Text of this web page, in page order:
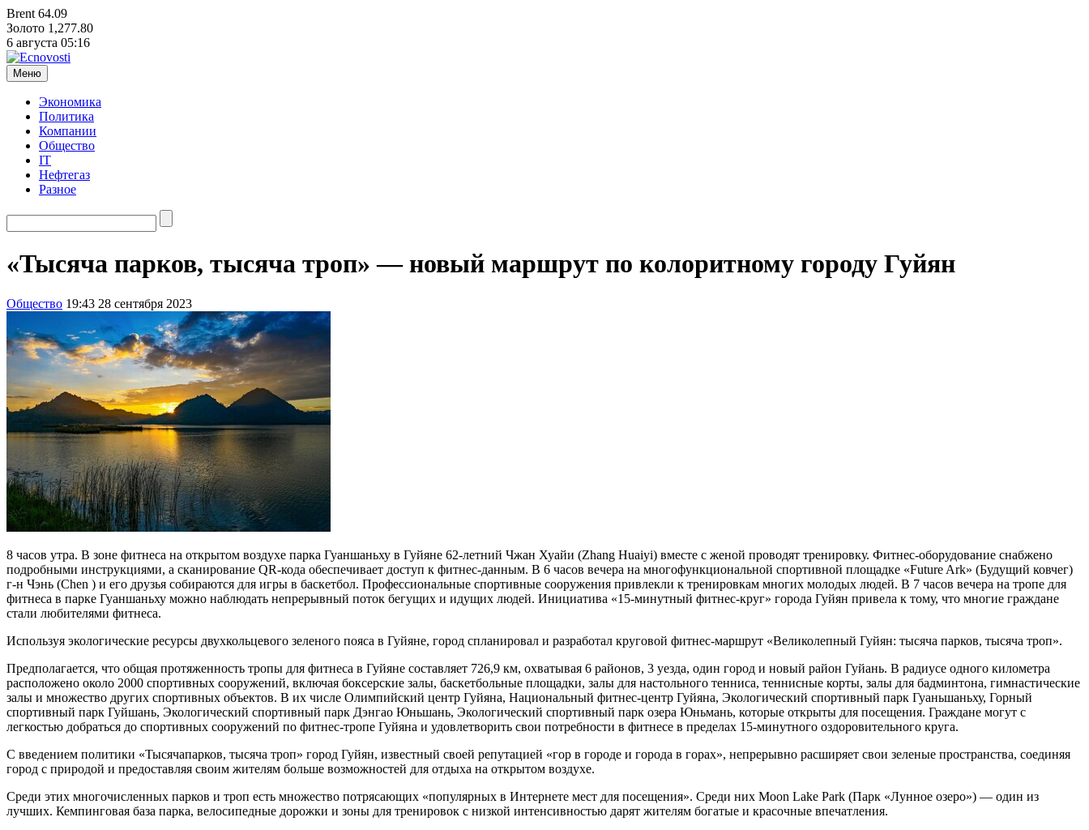
Brent 64.09
Золото 1,277.80
6 августа 05:16
Меню
Экономика
Политика
Компании
Общество
IT
Нефтегаз
Разное
«Тысяча парков, тысяча троп» — новый маршрут по колоритному городу Гуйян
Общество 19:43 28 сентября 2023
8 часов утра. В зоне фитнеса на открытом воздухе парка Гуаншаньху в Гуйяне 62-летний Чжан Хуайи (Zhang Huaiyi) вместе с женой проводят тренировку. Фитнес-оборудование снабжено
подробными инструкциями, а сканирование QR-кода обеспечивает доступ к фитнес-данным. В 6 часов вечера на многофункциональной спортивной площадке «Future Ark» (Будущий ковчег)
г-н Чэнь (Chen ) и его друзья собираются для игры в баскетбол. Профессиональные спортивные сооружения привлекли к тренировкам многих молодых людей. В 7 часов вечера на тропе для
фитнеса в парке Гуаншаньху можно наблюдать непрерывный поток бегущих и идущих людей. Инициатива «15-минутный фитнес-круг» города Гуйян привела к тому, что многие граждане
стали любителями фитнеса.
Используя экологические ресурсы двухкольцевого зеленого пояса в Гуйяне, город спланировал и разработал круговой фитнес-маршрут «Великолепный Гуйян: тысяча парков, тысяча троп».
Предполагается, что общая протяженность тропы для фитнеса в Гуйяне составляет 726,9 км, охватывая 6 районов, 3 уезда, один город и новый район Гуйань. В радиусе одного километра
расположено около 2000 спортивных сооружений, включая боксерские залы, баскетбольные площадки, залы для настольного тенниса, теннисные корты, залы для бадминтона, гимнастические
залы и множество других спортивных объектов. В их числе Олимпийский центр Гуйяна, Национальный фитнес-центр Гуйяна, Экологический спортивный парк Гуаньшаньху, Горный
спортивный парк Гуйшань, Экологический спортивный парк Дэнгао Юньшань, Экологический спортивный парк озера Юньмань, которые открыты для посещения. Граждане могут с
легкостью добраться до спортивных сооружений по фитнес-тропе Гуйяна и удовлетворить свои потребности в фитнесе в пределах 15-минутного оздоровительного круга.
С введением политики «Тысячапарков, тысяча троп» город Гуйян, известный своей репутацией «гор в городе и города в горах», непрерывно расширяет свои зеленые пространства, соединяя
город с природой и предоставляя своим жителям больше возможностей для отдыха на открытом воздухе.
Среди этих многочисленных парков и троп есть множество потрясающих «популярных в Интернете мест для посещения». Среди них Moon Lake Park (Парк «Лунное озеро») — один из
лучших. Кемпинговая база парка, велосипедные дорожки и зоны для тренировок с низкой интенсивностью дарят жителям богатые и красочные впечатления.